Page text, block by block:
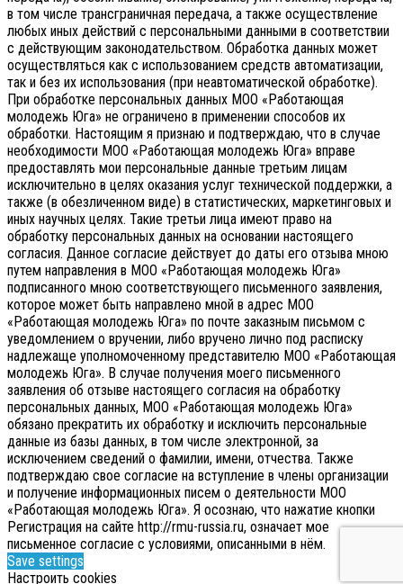
в том числе трансграничная передача, а также осуществление
любых иных действий с персональными данными в соответствии
с действующим законодательством. Обработка данных может
осуществляться как с использованием средств автоматизации,
так и без их использования (при неавтоматической обработке).
При обработке персональных данных МОО «Работающая
молодежь Юга» не ограничено в применении способов их
обработки. Настоящим я признаю и подтверждаю, что в случае
необходимости МОО «Работающая молодежь Юга» вправе
предоставлять мои персональные данные третьим лицам
исключительно в целях оказания услуг технической поддержки, а
также (в обезличенном виде) в статистических, маркетинговых и
иных научных целях. Такие третьи лица имеют право на
обработку персональных данных на основании настоящего
согласия. Данное согласие действует до даты его отзыва мною
путем направления в МОО «Работающая молодежь Юга»
подписанного мною соответствующего письменного заявления,
которое может быть направлено мной в адрес МОО
«Работающая молодежь Юга» по почте заказным письмом с
уведомлением о вручении, либо вручено лично под расписку
надлежаще уполномоченному представителю МОО «Работающая
молодежь Юга». В случае получения моего письменного
заявления об отзыве настоящего согласия на обработку
персональных данных, МОО «Работающая молодежь Юга»
обязано прекратить их обработку и исключить персональные
данные из базы данных, в том числе электронной, за
исключением сведений о фамилии, имени, отчества. Также
подтверждаю свое согласие на вступление в члены организации
и получение информационных писем о деятельности МОО
«Работающая молодежь Юга». Я осознаю, что нажатие кнопки
Регистрация на сайте http://rmu-russia.ru, означает мое
письменное согласие с условиями, описанными в нём.
Save settings
Настроить cookies